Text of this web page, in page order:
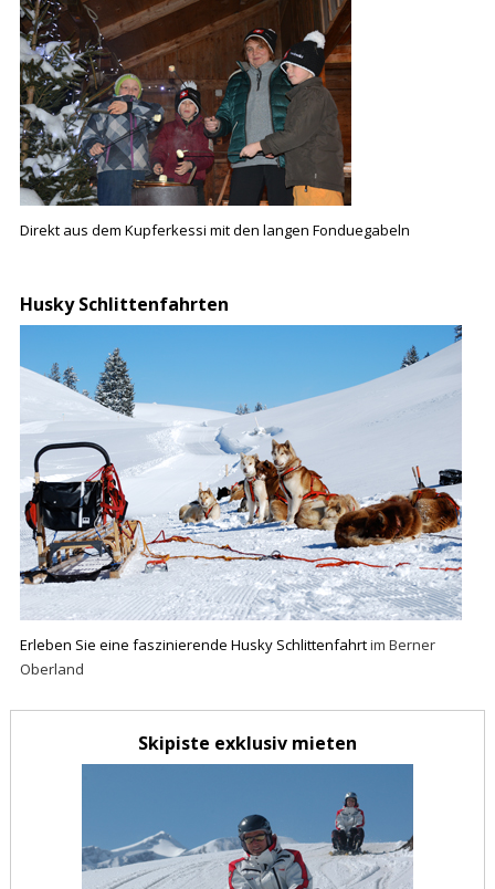
Direkt aus dem Kupferkessi mit den langen Fonduegabeln
Husky Schlittenfahrten
Erleben Sie eine faszinierende Husky Schlittenfahrtim Berner
Oberland
Skipiste exklusiv mieten